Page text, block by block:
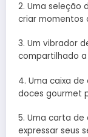
2. Uma seleção
criar momentos
3. Um vibrador
compartilhado
4. Uma caixa
doces gourmet
5. Uma carta de
expressar seus